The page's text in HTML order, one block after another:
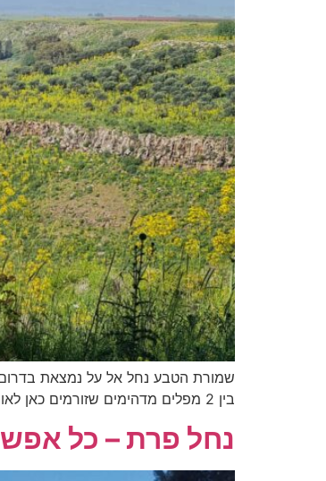
בין 2 מפלים מדהימים שזורמים כאן לאורך כל השנה. בנוסף, אם תגיע לכאן בתקופת האביב שכל רמת הגולן ירוקה ופורחת תזכו לפגוש גם את אירוס […]
נחל פרת – כל